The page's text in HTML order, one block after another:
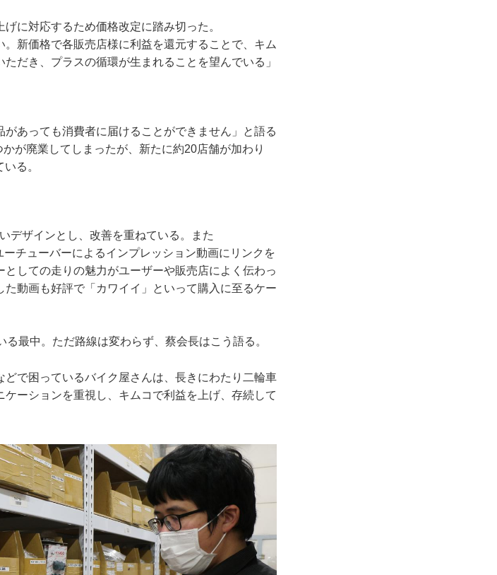
に対応するため価格改定に踏み切った。
。新価格で各販売店様に利益を還元することで、キム
だき、プラスの循環が生まれることを望んでいる」
があっても消費者に届けることができません」と語る
が廃業してしまったが、新たに約20店舗が加わり
る。
デザインとし、改善を重ねている。また
チューバーによるインプレッション動画にリンクを
しての走りの魅力がユーザーや販売店によく伝わっ
動画も好評で「カワイイ」といって購入に至るケー
最中。ただ路線は変わらず、蔡会長はこう語る。
どで困っているバイク屋さんは、長きにわたり二輪車
ーションを重視し、キムコで利益を上げ、存続して